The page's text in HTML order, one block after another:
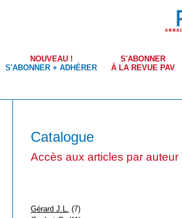
NOUVEAU !
S'ABONNER + ADHÉRER
S'ABONNER
À LA REVUE PAV
Catalogue
Accès aux articles par auteur
Gérard J.L. (7)